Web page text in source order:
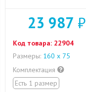
23 987 ₽
Код товара: 22904
Размеры: 160 х 75
Комплектация
Есть 1 размер